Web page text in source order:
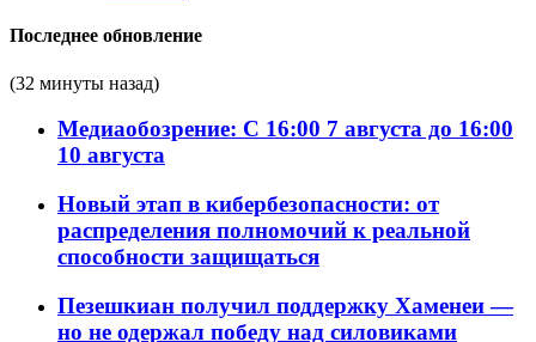
Последнее обновление
(32 минуты назад)
Медиаобозрение: С 16:00 7 августа до 16:00
10 августа
Новый этап в кибербезопасности: от
распределения полномочий к реальной
способности защищаться
Пезешкиан получил поддержку Хаменеи —
но не одержал победу над силовиками